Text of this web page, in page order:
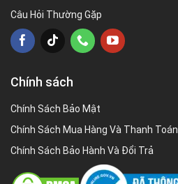
Câu Hỏi Thường Gặp
Chính sách
Chính Sách Bảo Mật
Chính Sách Mua Hàng Và Thanh Toán
Chính Sách Bảo Hành Và Đổi Trả